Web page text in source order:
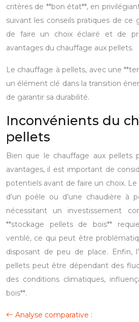
critères de **bon état**, en
suivant les conseils pratiques de ce
de faire un choix éclairé et de
avantages du chauffage aux pellets.
Le chauffage à pellets, avec une
un élément clé dans la transition
de garantir sa durabilité.
Inconvénients du
pellets
Bien que le chauffage aux pellets
avantages, il est important de
potentiels avant de faire un choix. Le
d’un poêle ou d’une chaudière à
nécessitant un investissement
**stockage pellets de bois**
ventilé, ce qui peut être
disposant de peu de place. Enfin,
pellets peut être dépendant des
des conditions climatiques,
bois**.
Analyse comparative :